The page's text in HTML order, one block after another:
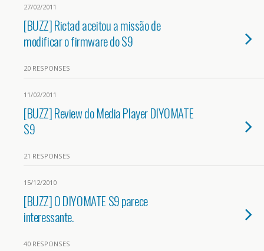
27/02/2011
[BUZZ] Rictad aceitou a missão de
modificar o firmware do S9
20 RESPONSES
11/02/2011
[BUZZ] Review do Media Player DIYOMATE
S9
21 RESPONSES
15/12/2010
[BUZZ] O DIYOMATE S9 parece
interessante.
40 RESPONSES